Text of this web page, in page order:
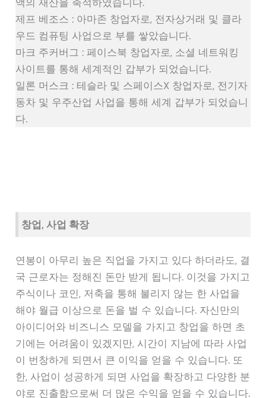
제프 베조스 : 아마존 창업자로, 전자상거래 및 클라
우드 컴퓨팅 사업으로 부를 쌓았습니다.
마크 주커버그 : 페이스북 창업자로, 소셜 네트워킹
사이트를 통해 세계적인 갑부가 되었습니다.
일론 머스크 : 테슬라 및 스페이스X 창업자로, 전기자
동차 및 우주산업 사업을 통해 세계 갑부가 되었습니
다.
창업, 사업 확장
연봉이 아무리 높은 직업을 가지고 있다 하더라도, 결
국 근로자는 정해진 돈만 받게 됩니다. 이것을 가지고
주식이나 코인, 저축을 통해 불리지 않는 한 사업을
해야 월급 이상으로 돈을 벌 수 있습니다. 자신만의
아이디어와 비즈니스 모델을 가지고 창업을 하면 초
기에는 어려움이 있겠지만, 시간이 지남에 따라 사업
이 번창하게 되면서 큰 이익을 얻을 수 있습니다. 또
한, 사업이 성공하게 되면 사업을 확장하고 다양한 분
야로 진출함으로써 더 많은 수익을 얻을 수 있습니다.